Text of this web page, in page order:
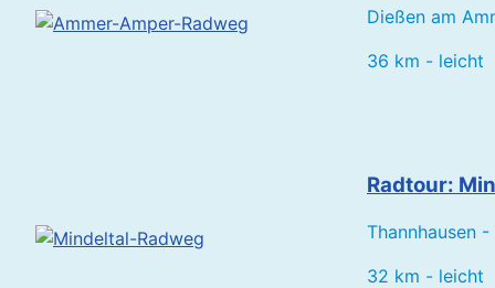
Dießen am
36 km - leicht
Radtour:
Thannhausen
32 km - leicht